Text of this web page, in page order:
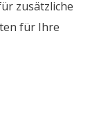
zusätzliche
für Ihre